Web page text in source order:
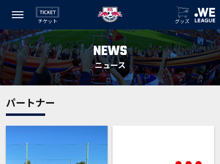
チケット グッズ
NEWS
ニュース
パートナー